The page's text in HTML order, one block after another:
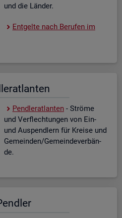
und die Län­der.
Ent­gel­te nach Be­ru­fen im
Pend­ler­at­lan­ten - Strö­me
und Ver­flech­tun­gen von Ein-
und Aus­pend­lern für Krei­se und
Ge­mein­den/Ge­mein­de­ver­bän­
de.